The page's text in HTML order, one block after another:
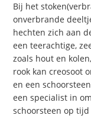
Bij het
onverbrande
hechten zich aan
een teerachtige,
zoals hout en
rook kan creosoot
en een
een specialist in
schoorsteen op